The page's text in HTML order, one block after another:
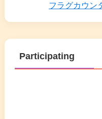
フラグカウン
Participating